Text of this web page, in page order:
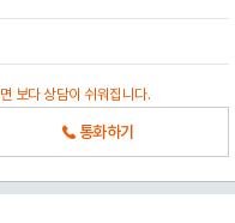
보다 상담이 쉬워집니다.
통화하기